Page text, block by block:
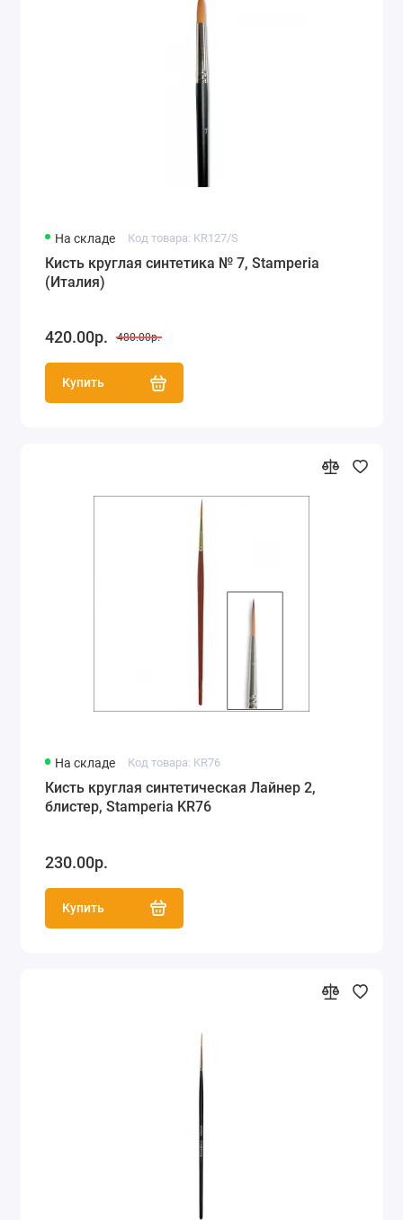
На складе Код товара: KR127/S
Кисть круглая синтетика № 7, Stamperia
(Италия)
420.00р. 480.00р.
Купить
На складе Код товара: KR76
Кисть круглая синтетическая Лайнер 2,
блистер, Stamperia KR76
230.00р.
Купить